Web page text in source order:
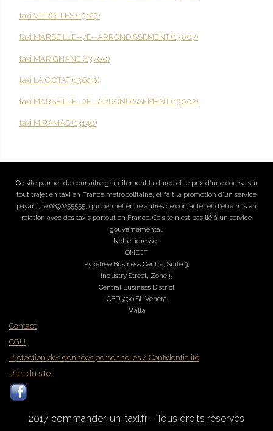
taxi VITROLLES (13127)
taxi MARSEILLE--7E--ARRONDISSEMENT (13007)
taxi MARIGNANE (13700)
taxi LA CIOTAT (13600)
taxi MARSEILLE--2E--ARRONDISSEMENT (13002)
taxi MIRAMAS (13140)
Ce site permet de connaître gratuitement la durée et le prix d'une course sur
tout trajet en taxi en France métropolitaine, et fait la promotion d'un service
payant, le 0890255555, qui permet entre autres de contacter et d'être mis en
relation avec des taxis partout en France. Ce site n'est pas lié à un service
gouvernemental.
Notre adresse :
ONECT
Pyketree Business Centre, Suite 3,
Industry Street, Zone 5
Central Business District
CBD5030 St. Venera
Malta
Contact
CGU
Protection des données personnelles / Confidentialité
Plan du site
2017 commander-un-taxi.fr - Tous droits réservés